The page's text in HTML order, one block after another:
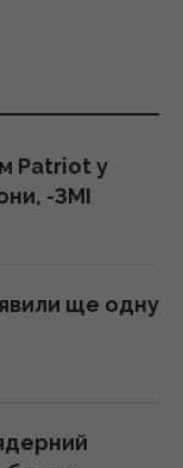
Patriot у
-ЗМІ
ще одну